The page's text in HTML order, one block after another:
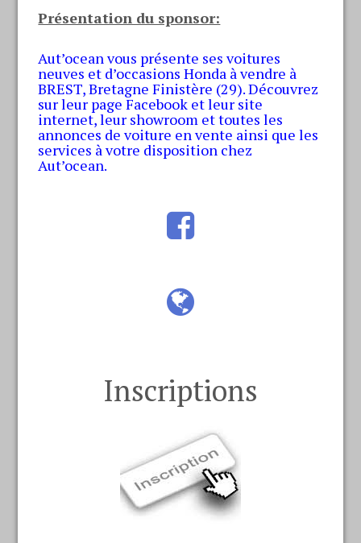
Présentation du sponsor:
Aut’ocean vous présente ses voitures
neuves et d’occasions Honda à vendre à
BREST, Bretagne Finistère (29). Découvrez
sur leur page Facebook et leur site
internet, leur showroom et toutes les
annonces de voiture en vente ainsi que les
services à votre disposition chez
Aut’ocean.
Inscriptions